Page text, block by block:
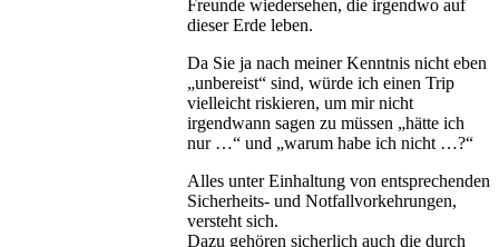
Freunde wiedersehen, die irgendwo auf
dieser Erde leben.
Da Sie ja nach meiner Kenntnis nicht eben
„unbereist“ sind, würde ich einen Trip
vielleicht riskieren, um mir nicht
irgendwann sagen zu müssen „hätte ich
nur …“ und „warum habe ich nicht …?“
Alles unter Einhaltung von entsprechenden
Sicherheits- und Notfallvorkehrungen,
versteht sich.
Dazu gehören sicherlich auch die durch